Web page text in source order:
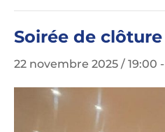
Soirée de clôture
22 novembre 2025 / 19:00 -